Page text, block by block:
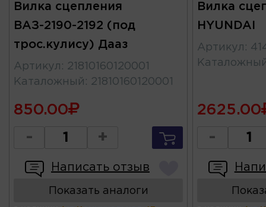
Вилка сцепления
ВАЗ-2190-2192 (под
трос.кулису) Дааз
Артикул : 21810160120001
Каталожный : 21810160120001
850.00
- +
Написать отзыв
Показать аналоги
Вилка
HYUNDAI
Артикул :
2625.00
-